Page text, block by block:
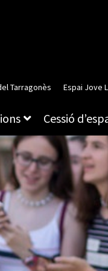
Tarragonès Espai Jove
Cessió